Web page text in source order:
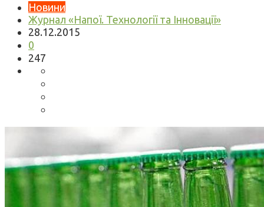
Новини
Журнал «Напої. Технології та Інновації»
28.12.2015
0
247